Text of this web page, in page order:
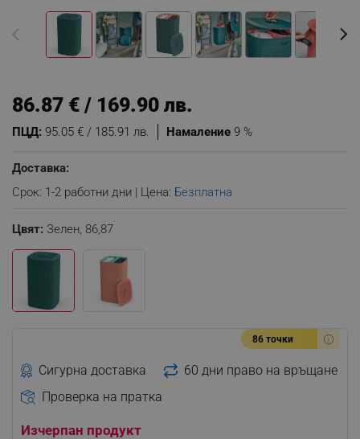
Намаление 9 %
ПЦД: 95.05 € / 185.91 лв.
86.87 € / 169.90 лв.
Доставка:
Срок: 1-2 работни дни | Цена: Безплатна
Цвят: Зелен, 86,87
86 точки
Сигурна доставка
60 дни право на връщане
Проверка на пратка
Изчерпан продукт